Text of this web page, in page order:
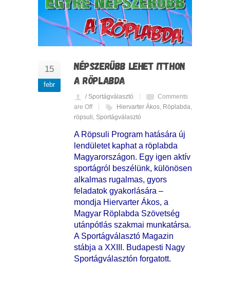
15
febr
NÉPSZERŰBB LEHET ITTHON
A RÖPLABDA
/ Sportágválasztó
Comments
are Off
Hiervarter Ákos Röplabda
röpsuli Sportágválasztó
A Röpsuli Program hatására új
lendületet kaphat a röplabda
Magyarországon. Egy igen aktív
sportágról beszélünk, különösen
alkalmas rugalmas, gyors
feladatok gyakorlására –
mondja Hiervarter Ákos, a
Magyar Röplabda Szövetség
utánpótlás szakmai munkatársa.
A Sportágválasztó Magazin
stábja a XXIII. Budapesti Nagy
Sportágválasztón forgatott.